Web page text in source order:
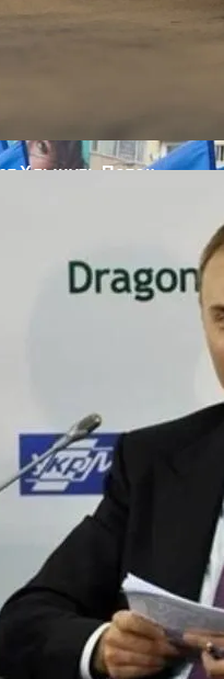
Миф О Вреде
Аргентина —
Низкий Процент
Хлынуть Поток
Владельцы
Всего Превышают